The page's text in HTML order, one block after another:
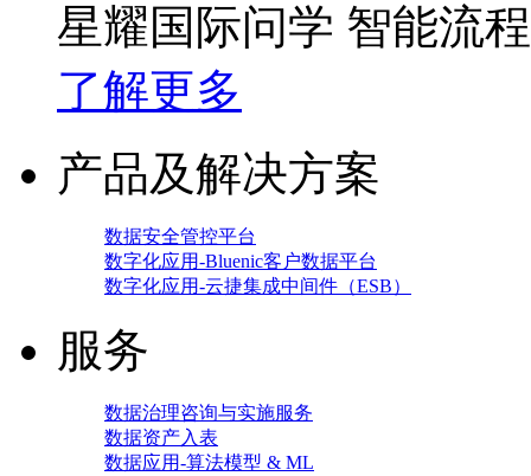
星耀国际问学 智能流
了解更多
产品及解决方案
数据安全管控平台
数字化应用-Bluenic客户数据平台
数字化应用-云捷集成中间件（ESB）
服务
数据治理咨询与实施服务
数据资产入表
数据应用-算法模型 & ML